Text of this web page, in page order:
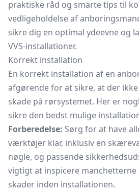
praktiske råd og smarte tips til
vedligeholdelse af
sikre dig en optimal ydeevne og
VVS-installationer.
Korrekt installation
En korrekt installation af en
afgørende for at sikre, at der
skade på rørsystemet. Her er
sikre den bedst mulige
Forberedelse: Sørg for at have
værktøjer klar, inklusiv en
nøgle, og passende
vigtigt at inspicere
skader inden installationen.